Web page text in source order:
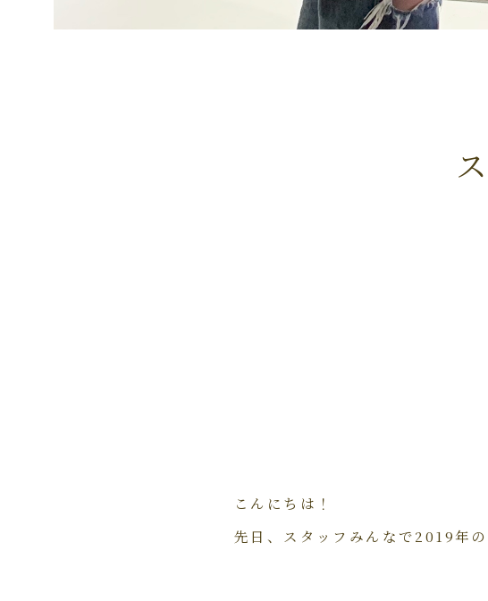
こんにちは！
先日、スタッフみんなで2019年